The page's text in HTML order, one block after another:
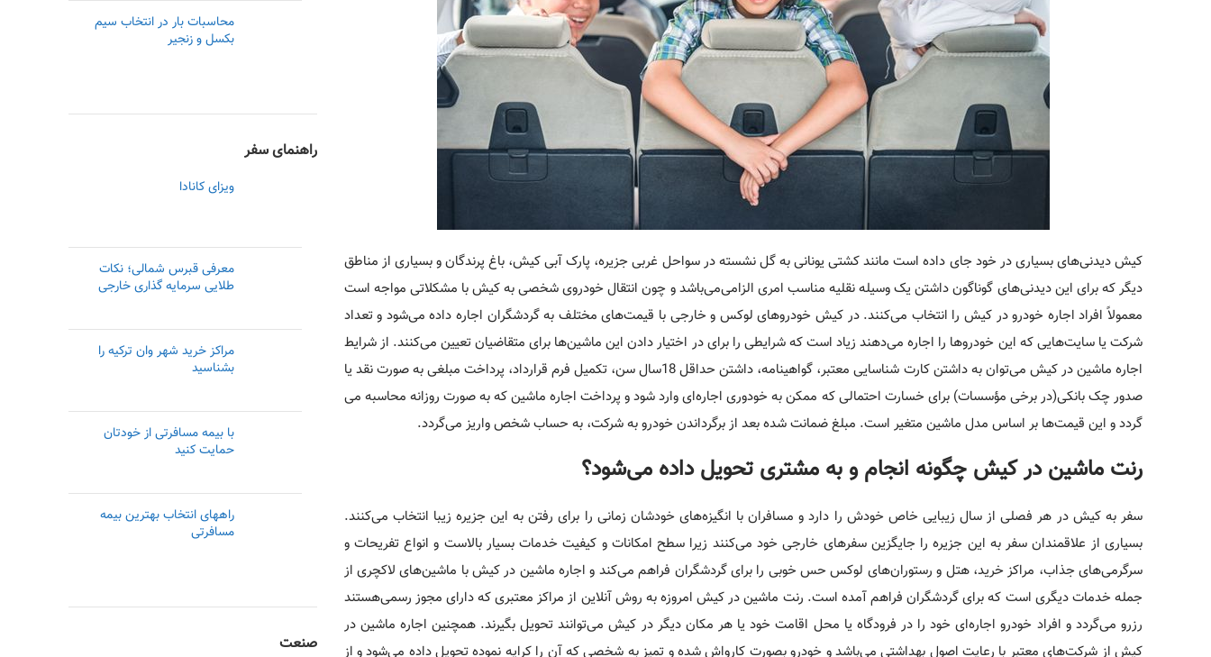
کیش دیدنی­‌های بسیاری در خود جای داده است مانند کشتی یونانی به گل نشسته در سواحل غربی جزیره، پارک آبی کیش، باغ پرندگان و بسیاری از مناطق
دیگر که برای این دیدنی‌­های گوناگون داشتن یک وسیله نقلیه مناسب امری الزامی‌می­‌باشد و چون انتقال خودروی شخصی به کیش با مشکلاتی مواجه است
معمولاً افراد اجاره خودرو در کیش را انتخاب می‌­کنند. در کیش خودروهای لوکس و خارجی با قیمت‌­های مختلف به گردشگران اجاره داده می‌­شود و تعداد
شرکت یا سایت­‌هایی که این خودروها را اجاره می‌­دهند زیاد است که شرایطی را برای در اختیار دادن این ماشین­‌ها برای متقاضیان تعیین می­‌کنند. از شرایط
اجاره ماشین در کیش می‌­توان به داشتن کارت شناسایی معتبر، گواهینامه، داشتن حداقل 18سال سن، تکمیل فرم قرارداد، پرداخت مبلغی به صورت نقد یا
صدور چک بانکی(در برخی مؤسسات) برای خسارت احتمالی که ممکن به خودوری اجاره‌­ای وارد شود و پرداخت اجاره ماشین که به صورت روزانه محاسبه می­‌
گردد و این قیمت­‌ها بر اساس مدل ماشین متغیر است. مبلغ ضمانت شده بعد از برگرداندن خودرو به شرکت، به حساب شخص واریز می­‌گردد.
رنت ماشین در کیش چگونه انجام و به مشتری تحویل داده می­‌شود؟
سفر به کیش در هر فصلی از سال زیبایی خاص خودش را دارد و مسافران با انگیزه­‌های خودشان زمانی را برای رفتن به این جزیره زیبا انتخاب می‌­کنند.
بسیاری از علاقمندان سفر به این جزیره را جایگزین سفرهای خارجی خود می‌­کنند زیرا سطح امکانات و کیفیت خدمات بسیار بالاست و انواع تفریحات و
سرگرمی‌­های جذاب، مراکز خرید، هتل و رستوران­‌های لوکس حس خوبی را برای گردشگران فراهم می­‌کند و اجاره ماشین در کیش با ماشین­‌های لاکچری از
جمله خدمات دیگری است که برای گردشگران فراهم آمده است. رنت ماشین در کیش امروزه به روش آنلاین از مراکز معتبری که دارای مجوز رسمی‌هستند
رزرو می‌­گردد و افراد خودرو اجاره‌­ای خود را در فرودگاه یا محل اقامت خود یا هر مکان دیگر در کیش می­‌توانند تحویل بگیرند. همچنین اجاره ماشین در
کیش از شرکت­‌های معتبر با رعایت اصول بهداشتی می‌­باشد و خودرو بصورت کارواش شده و تمیز به شخصی که آن را کرایه نموده تحویل داده می­‌شود و از
محاسبات بار در انتخاب سیم
بکسل و زنجیر
راهنمای سفر
ویزای کانادا
معرفی قبرس شمالی؛ نکات
طلایی سرمایه گذاری خارجی
مراکز خرید شهر وان ترکیه را
بشناسید
با بیمه مسافرتی از خودتان
حمایت کنید
راههای انتخاب بهترین بیمه
مسافرتی
صنعت